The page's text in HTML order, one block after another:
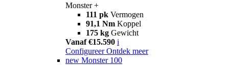
Monster +
111 pk Vermogen
91,1 Nm Koppel
175 kg Gewicht
Vanaf €15.590 i
Configureer Ontdek meer
new Monster 100